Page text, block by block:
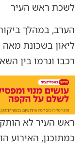
לשכת ראש העיר
הערב, במהלך
ליאון בשכונת
רכבו וגרמו בין
ראש העיר לא
כמתוכנן, האירוע